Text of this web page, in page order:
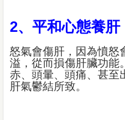
2、平和心態養肝
怒氣會傷肝，因為憤怒
溢，從而損傷肝臟功能
赤、頭暈、頭痛、甚至
肝氣鬱結所致。